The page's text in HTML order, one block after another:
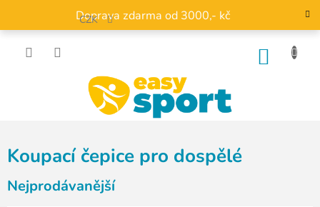
obsah
Doprava zdarma od 3000,- kč
CZK
Koupací čepice pro dospělé
Nejprodávanější